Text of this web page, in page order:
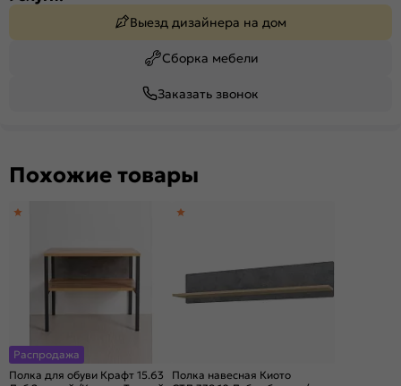
Выезд дизайнера на дом
Сборка мебели
Заказать звонок
Похожие товары
Распродажа
Полка для обуви Крафт 15.63
Полка навесная Киото